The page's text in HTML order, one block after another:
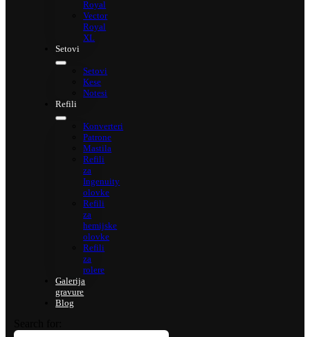
Royal
Vector
Royal
XL
Setovi
Setovi
Kese
Notesi
Refili
Konverteri
Patrone
Mastila
Refili
za
Ingenuity
olovke
Refili
za
hemijske
olovke
Refili
za
rolere
Galerija
gravure
Blog